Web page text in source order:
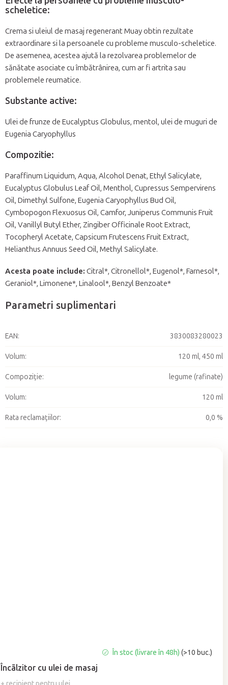
Încãlzitor cu ulei de masaj
medie
a
produsului
În stoc (livrare în 48h)(>10 buc.)
scheletice:
Crema si uleiul de masaj regenerant Muay obtin rezultate
extraordinare si la persoanele cu probleme musculo-scheletice.
De asemenea, acestea ajută la rezolvarea problemelor de
sănătate asociate cu îmbătrânirea, cum ar fi artrita sau
problemele reumatice.
Substante active:
Ulei de frunze de Eucalyptus Globulus, mentol, ulei de muguri de
Eugenia Caryophyllus
Compozitie:
Paraffinum Liquidum, Aqua, Alcohol Denat, Ethyl Salicylate,
Eucalyptus Globulus Leaf Oil, Menthol, Cupressus Sempervirens
Oil, Dimethyl Sulfone, Eugenia Caryophyllus Bud Oil,
Cymbopogon Flexuosus Oil, Camfor, Juniperus Communis Fruit
Oil, Vanillyl Butyl Ether, Zingiber Officinale Root Extract,
Tocopheryl Acetate, Capsicum Frutescens Fruit Extract,
Helianthus Annuus Seed Oil, Methyl Salicylate.
Acesta poate include: Citral*, Citronellol*, Eugenol*, Farnesol*,
Geraniol*, Limonene*, Linalool*, Benzyl Benzoate*
Parametri suplimentari
EAN: 3830083280023
Volum: 120 ml, 450 ml
Compoziție: legume (rafinate)
Volum: 120 ml
Rata reclamațiilor: 0,0 %